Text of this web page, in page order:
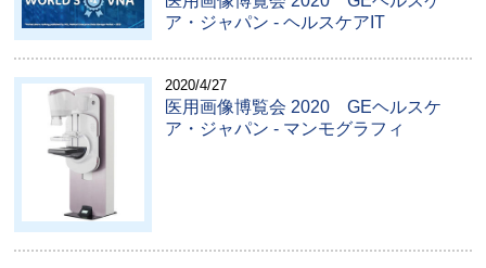
ア・ジャパン - ヘルスケアIT
2020/4/27
医用画像博覧会 2020 GEヘルスケ
ア・ジャパン - マンモグラフィ